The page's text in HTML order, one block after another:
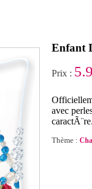
Enfant
Prix :
avec
Thème :